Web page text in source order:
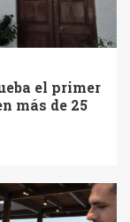
el primer
más de 25